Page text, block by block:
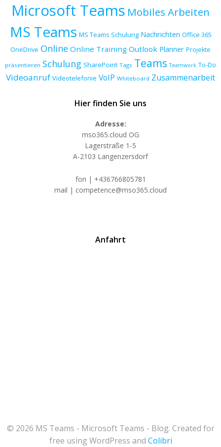
Microsoft Teams Mobiles Arbeiten
MS Teams MS Teams Schulung Nachrichten Office 365
OneDrive Online Online Training Outlook Planner Projekte
präsentieren Schulung SharePoint Tags Teams Teamwork To-Do
Videoanruf Videotelefonie VoIP Whiteboard Zusammenarbeit
Hier finden Sie uns
Adresse:
mso365.cloud OG
Lagerstraße 1-5
A-2103 Langenzersdorf
fon | +436766805781
mail | competence@mso365.cloud
Anfahrt
© 2026 MS Teams - Microsoft Teams - Blog. Created for
free using WordPress and Colibri